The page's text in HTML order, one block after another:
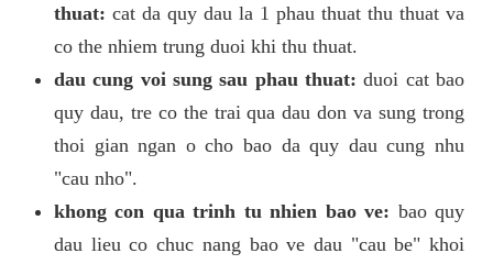
thuat: cat da quy dau la 1 phau thuat thu thuat va
co the nhiem trung duoi khi thu thuat.
dau cung voi sung sau phau thuat:duoi cat bao
quy dau, tre co the trai qua dau don va sung trong
thoi gian ngan o cho bao da quy dau cung nhu
"cau nho".
khong con qua trinh tu nhien bao ve: bao quy
dau lieu co chuc nang bao ve dau "cau be" khoi